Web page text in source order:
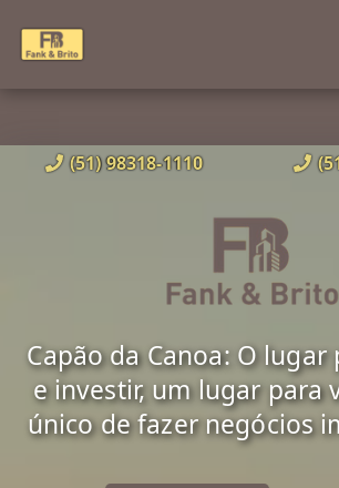
(51) 98318-1110
Capão da Canoa: O
e investir, um lugar para
único de fazer negócios